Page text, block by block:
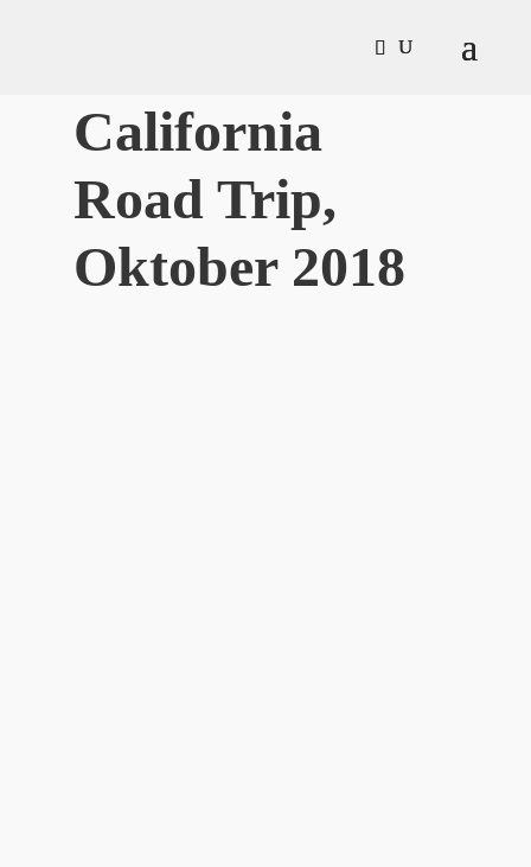
California
Road Trip,
Oktober 2018